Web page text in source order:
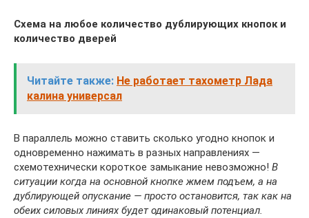
Схема на любое количество дублирующих кнопок и
количество дверей
Читайте также: Не работает тахометр Лада
калина универсал
В параллель можно ставить сколько угодно кнопок и
одновременно нажимать в разных направлениях —
схемотехнически короткое замыкание невозможно! В
ситуации когда на основной кнопке жмем подъем, а на
дублирующей опускание — просто остановится, так как на
обеих силовых линиях будет одинаковый потенциал.